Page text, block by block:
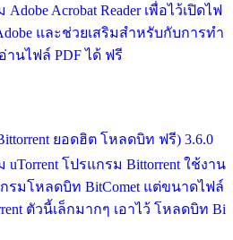
Acrobat Reader เพื่อไว้เปิดไฟ
และช่วยเสริมสำหรับกับการทำ
านไฟล์ PDF ได้ ฟรี
ยอดฮิต โหลดบิท ฟรี) 3.6.0
โปรแกรม Bittorrent ใช้งาน
รมโหลดบิท BitComet แต่ขนาดไฟล์
ตัวนี้เล็กมากๆ เอาไว้ โหลดบิท Bi